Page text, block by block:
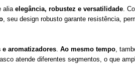
aliaelegância, robustez e versatilidade.
, seu design robusto garante resistência,
aromatizadores. Ao mesmo tempo,
atende diferentes segmentos, o que